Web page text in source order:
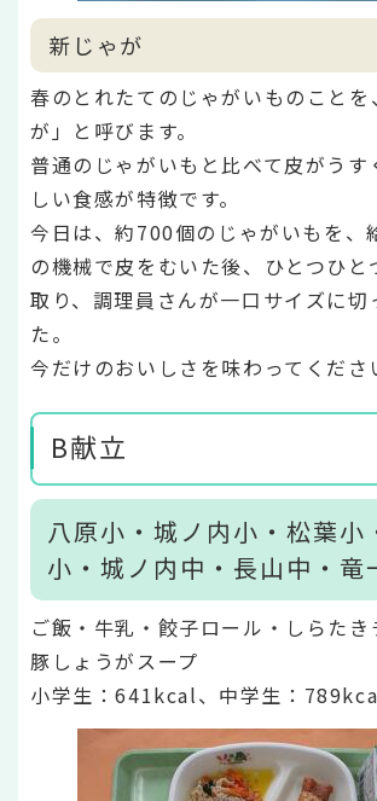
新じゃが
春のとれたてのじゃがいものことを
が」と呼びます。
普通のじゃがいもと比べて皮がうす
しい食感が特徴です。
今日は、約700個のじゃがいもを、
の機械で皮をむいた後、ひとつひと
取り、調理員さんが一口サイズに切
た。
今だけのおいしさを味わってくださ
B献立
八原小・城ノ内小・松葉小
小・城ノ内中・長山中・竜
ご飯・牛乳・餃子ロール・しらたき
豚しょうがスープ
小学生：641kcal、中学生：